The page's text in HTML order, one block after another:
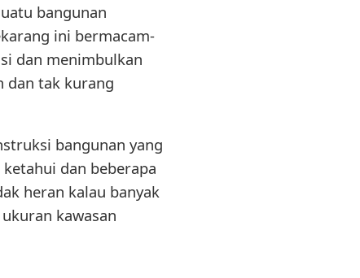
bangunan
ini bermacam-
dan menimbulkan
dan tak kurang
bangunan yang
dan beberapa
heran kalau banyak
kawasan